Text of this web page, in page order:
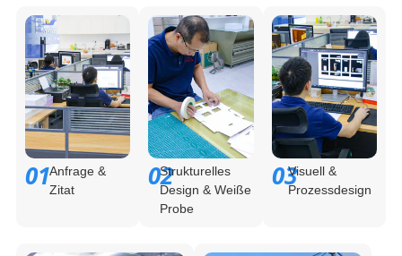
01Anfrage &
Zitat
02Strukturelles
Design & Weiße
Probe
03Visuell &
Prozessdesign